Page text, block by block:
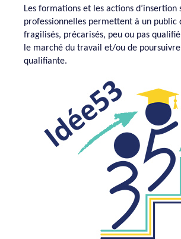
Les formations et les actions d’insertion
professionnelles permettent à un public
fragilisés, précarisés, peu ou pas
le marché du travail et/ou de
qualifiante.